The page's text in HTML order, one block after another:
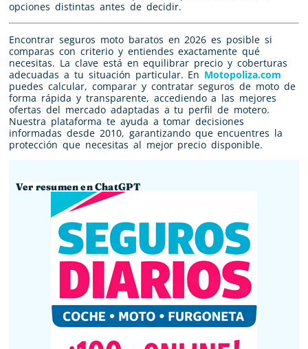
opciones distintas antes de decidir.
Encontrar seguros moto baratos en 2026 es posible si
comparas con criterio y entiendes exactamente qué
necesitas. La clave está en equilibrar precio y coberturas
adecuadas a tu situación particular. En Motopoliza.com
puedes calcular, comparar y contratar seguros de moto de
forma rápida y transparente, accediendo a las mejores
ofertas del mercado adaptadas a tu perfil de motero.
Nuestra plataforma te ayuda a tomar decisiones
informadas desde 2010, garantizando que encuentres la
protección que necesitas al mejor precio disponible.
Ver resumen en ChatGPT